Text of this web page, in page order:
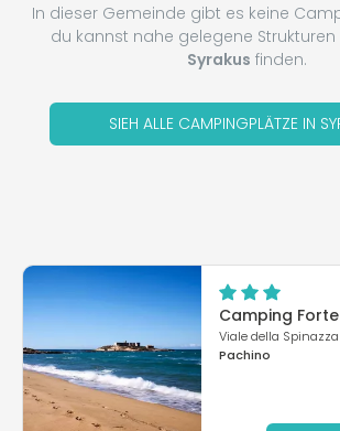
In dieser Gemeinde gibt es keine
du kannst nahe gelegene Strukturen
Syrakus finden.
SIEH ALLE CAMPINGPLÄTZE IN
Camping
Viale della
Pachino